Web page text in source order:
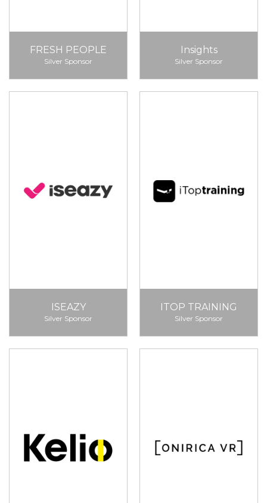
FRESH PEOPLE
Silver Sponsor
Insights
Silver Sponsor
ISEAZY
Silver Sponsor
ITOP TRAINING
Silver Sponsor